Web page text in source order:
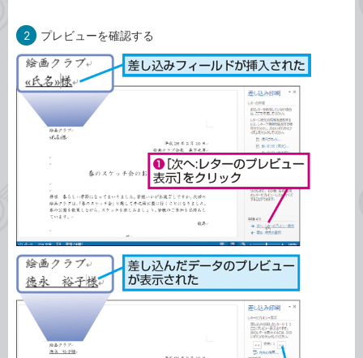
2 プレビューを確認する